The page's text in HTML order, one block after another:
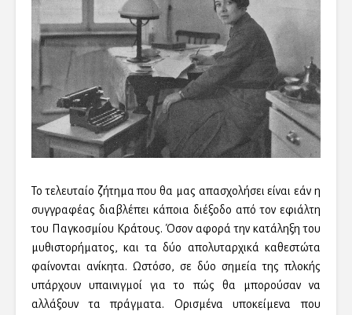
Το τελευταίο ζήτημα που θα μας απασχολήσει είναι εάν η
συγγραφέας διαβλέπει κάποια διέξοδο από τον εφιάλτη
του Παγκοσμίου Κράτους. Όσον αφορά την κατάληξη του
μυθιστορήματος, και τα δύο απολυταρχικά καθεστώτα
φαίνονται ανίκητα. Ωστόσο, σε δύο σημεία της πλοκής
υπάρχουν υπαινιγμοί για το πώς θα μπορούσαν να
αλλάξουν τα πράγματα. Ορισμένα υποκείμενα που